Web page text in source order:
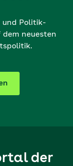
und Politik-
neuesten
der